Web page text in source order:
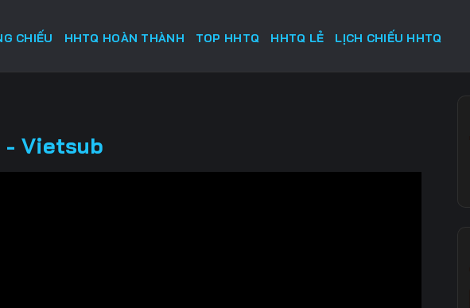
CHIẾU HHTQ HOÀN THÀNH TOP HHTQ HHTQ LẺ LỊCH CHIẾU HHTQ
- Vietsub